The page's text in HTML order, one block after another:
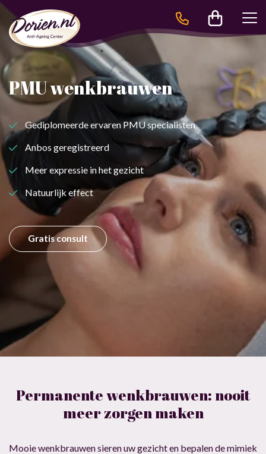
Behandelingen Behandelingen
PMU wenkbrauwen
Gediplomeerde ervaren PMU specialisten
Anbos geregistreerd
Meer expressie in het gezicht
Natuurlijk effect
Gratis consult
Permanente wenkbrauwen: nooit
meer zorgen maken
Mooie wenkbrauwen sieren uw gezicht en bepalen de mimiek